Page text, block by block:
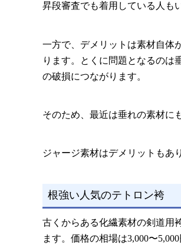
昇段審査でも着用している人も
一方で、デメリットは素材自体
ります。とくに問題となるのは
の破損につながります。
そのため、最近は垂れの素材に
ジャージ素材はデメリットもあ
根強い人気のテトロン袴
古くからある化繊素材の剣道用
ます。価格の相場は3,000〜